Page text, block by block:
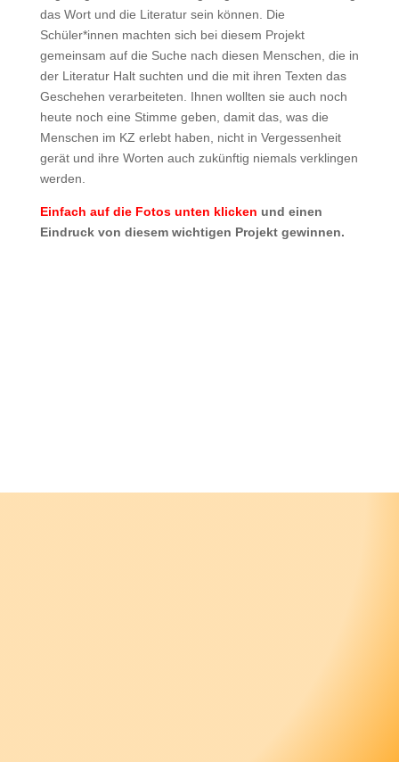
das Wort und die Literatur sein können. Die
Schüler*innen machten sich bei diesem Projekt
gemeinsam auf die Suche nach diesen Menschen, die in
der Literatur Halt suchten und die mit ihren Texten das
Geschehen verarbeiteten. Ihnen wollten sie auch noch
heute noch eine Stimme geben, damit das, was die
Menschen im KZ erlebt haben, nicht in Vergessenheit
gerät und ihre Worten auch zukünftig niemals verklingen
werden.
Einfach auf die Fotos unten klicken und einen
Eindruck von diesem wichtigen Projekt gewinnen.